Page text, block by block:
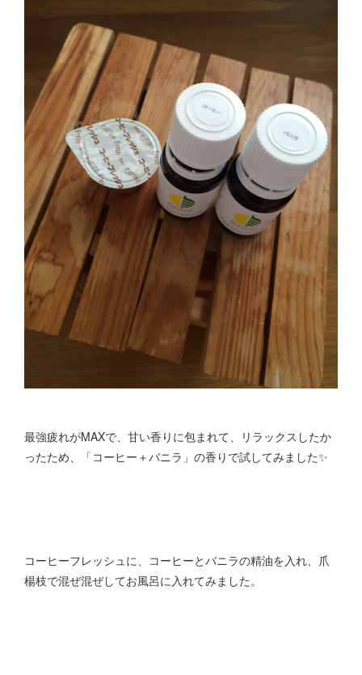
最強疲れがMAXで、甘い香りに包まれて、リラックスしたか
ったため、「コーヒー＋バニラ」の香りで試してみました✨
コーヒーフレッシュに、コーヒーとバニラの精油を入れ、爪
楊枝で混ぜ混ぜしてお風呂に入れてみました。